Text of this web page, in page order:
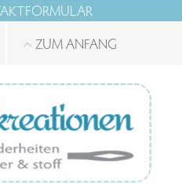
ZUM ANFANG